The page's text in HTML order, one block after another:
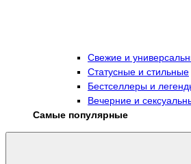
Свежие и
Статусные и стильные
Бестселлеры и
Вечерние и
Самые популярные